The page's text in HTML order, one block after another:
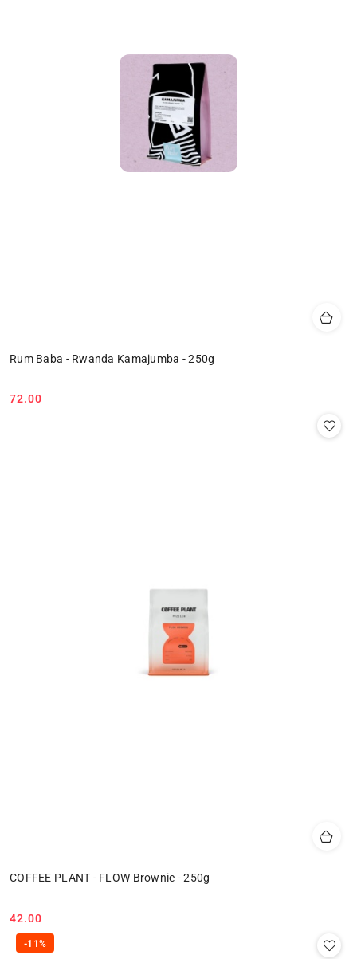
Rum Baba - Rwanda Kamajumba - 250g
Cena:
72.00
COFFEE PLANT - FLOW Brownie - 250g
Cena:
42.00
-11%